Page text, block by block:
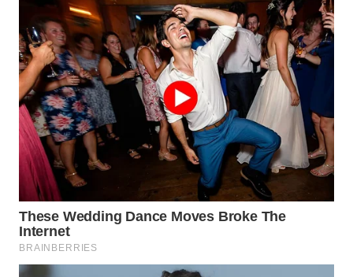
WN
NUSANTARA
WN
JOGJA
WN
JATIM
WN
BALI
WN
KALBAR